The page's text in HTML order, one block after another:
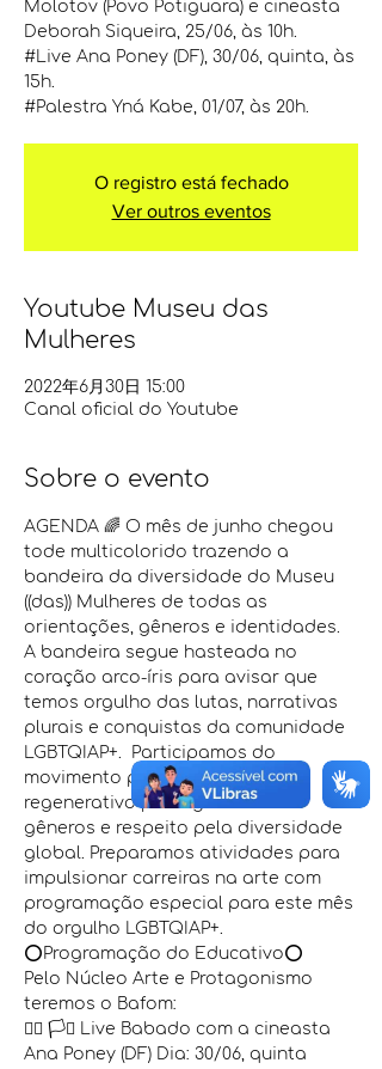
Molotov (Povo Potiguara) e cineasta
Deborah Siqueira, 25/06, às 10h.
#Live Ana Poney (DF), 30/06, quinta, às
15h.
O registro está fechado
Ver outros eventos
Youtube Museu das
Mulheres
2022年6月30日 15:00
Canal oficial do Youtube
Sobre o evento
AGENDA 🌈 O mês de junho chegou
tode multicolorido trazendo a
bandeira da diversidade do Museu
((das)) Mulheres de todas as
orientações, gêneros e identidades.
A bandeira segue hasteada no
coração arco-íris para avisar que
temos orgulho das lutas, narrativas
plurais e conquistas da comunidade
LGBTQIAP+.  Participamos do
movimento por um mundo
regenerativo para igualdade de
gêneros e respeito pela diversidade
global. Preparamos atividades para
impulsionar carreiras na arte com
programação especial para este mês
do orgulho LGBTQIAP+.
⭕️Programação do Educativo⭕️
Pelo Núcleo Arte e Protagonismo
teremos o Bafom:
🏳️‍🌈 🏳️‍⚧️ Live Babado com a cineasta
Ana Poney (DF) Dia: 30/06, quinta